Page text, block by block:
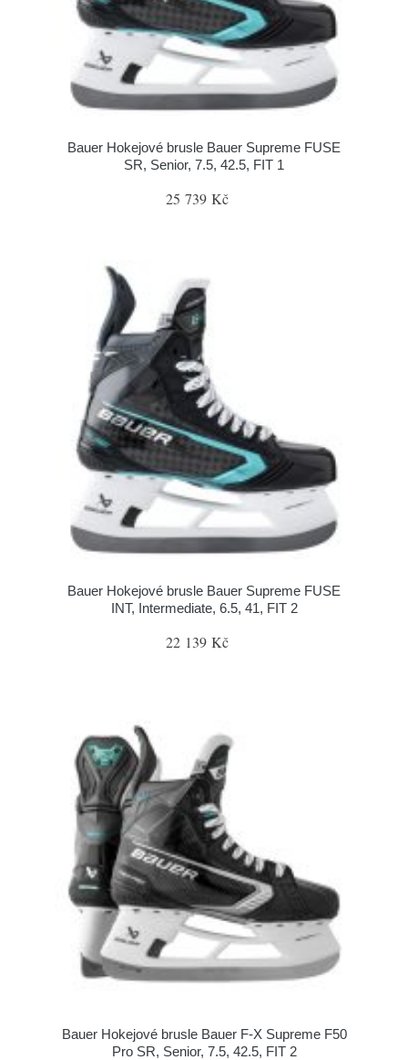
Bauer Hokejové brusle Bauer Supreme FUSE
SR, Senior, 7.5, 42.5, FIT 1
25 739 Kč
Bauer Hokejové brusle Bauer Supreme FUSE
INT, Intermediate, 6.5, 41, FIT 2
22 139 Kč
Bauer Hokejové brusle Bauer F-X Supreme F50
Pro SR, Senior, 7.5, 42.5, FIT 2